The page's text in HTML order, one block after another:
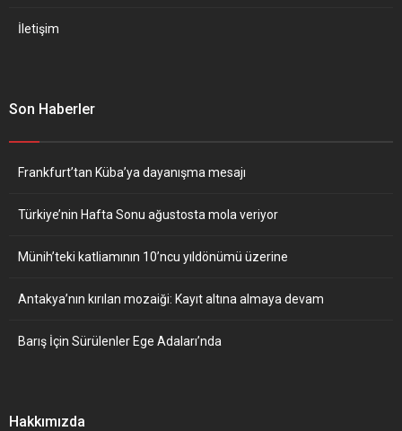
İletişim
Son Haberler
Frankfurt’tan Küba’ya dayanışma mesajı
Türkiye’nin Hafta Sonu ağustosta mola veriyor
Münih’teki katliamının 10’ncu yıldönümü üzerine
Antakya’nın kırılan mozaiği: Kayıt altına almaya devam
Barış İçin Sürülenler Ege Adaları’nda
Hakkımızda